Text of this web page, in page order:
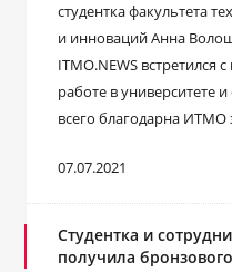
студентка факультета
и инноваций Анна
ITMO.NEWS встретился
работе в университете
всего благодарна
07.07.2021
Студентка и
получила